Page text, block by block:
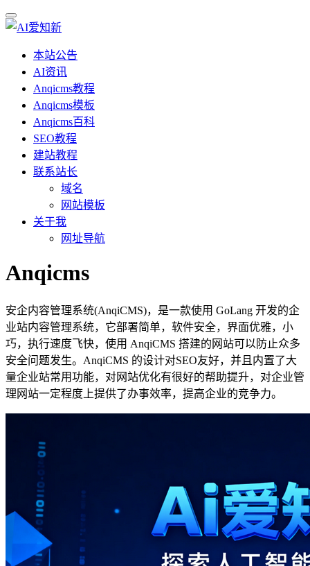
本站公告
AI资讯
Anqicms教程
Anqicms模板
Anqicms百科
SEO教程
建站教程
联系站长
域名
网站模板
关于我
网址导航
Anqicms
安企内容管理系统(AnqiCMS)，是一款使用 GoLang 开发的企
业站内容管理系统，它部署简单，软件安全，界面优雅，小
巧，执行速度飞快，使用 AnqiCMS 搭建的网站可以防止众多
安全问题发生。AnqiCMS 的设计对SEO友好，并且内置了大
量企业站常用功能，对网站优化有很好的帮助提升，对企业管
理网站一定程度上提供了办事效率，提高企业的竞争力。